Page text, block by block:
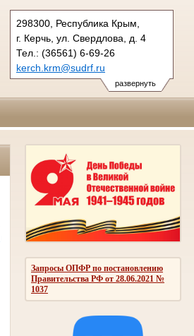
развернуть
298300, Республика Крым,
г. Керчь, ул. Свердлова, д. 4
Тел.: (36561) 6-69-26
kerch.krm@sudrf.ru
Запросы ОПФР по постановлению
Правительства РФ от 28.06.2021 №
1037